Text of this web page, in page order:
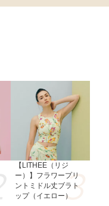
【LITHEE（リジ
ー）】フラワープリ
ントミドル丈ブラト
ップ（イエロー）